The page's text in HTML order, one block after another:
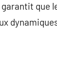
que